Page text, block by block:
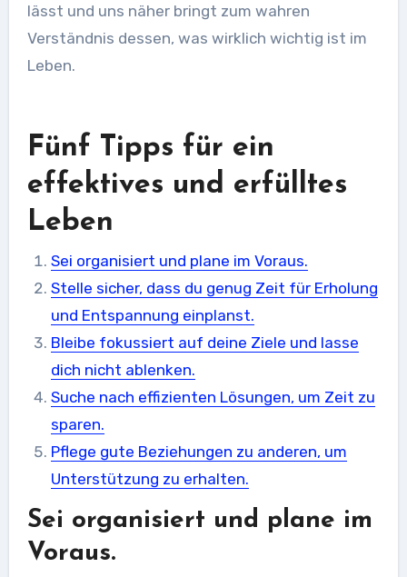
lässt und uns näher bringt zum wahren
Verständnis dessen, was wirklich wichtig ist im
Leben.
Fünf Tipps für ein
effektives und erfülltes
Leben
Sei organisiert und plane im Voraus.
Stelle sicher, dass du genug Zeit für Erholung
und Entspannung einplanst.
Bleibe fokussiert auf deine Ziele und lasse
dich nicht ablenken.
Suche nach effizienten Lösungen, um Zeit zu
sparen.
Pflege gute Beziehungen zu anderen, um
Unterstützung zu erhalten.
Sei organisiert und plane im
Voraus.